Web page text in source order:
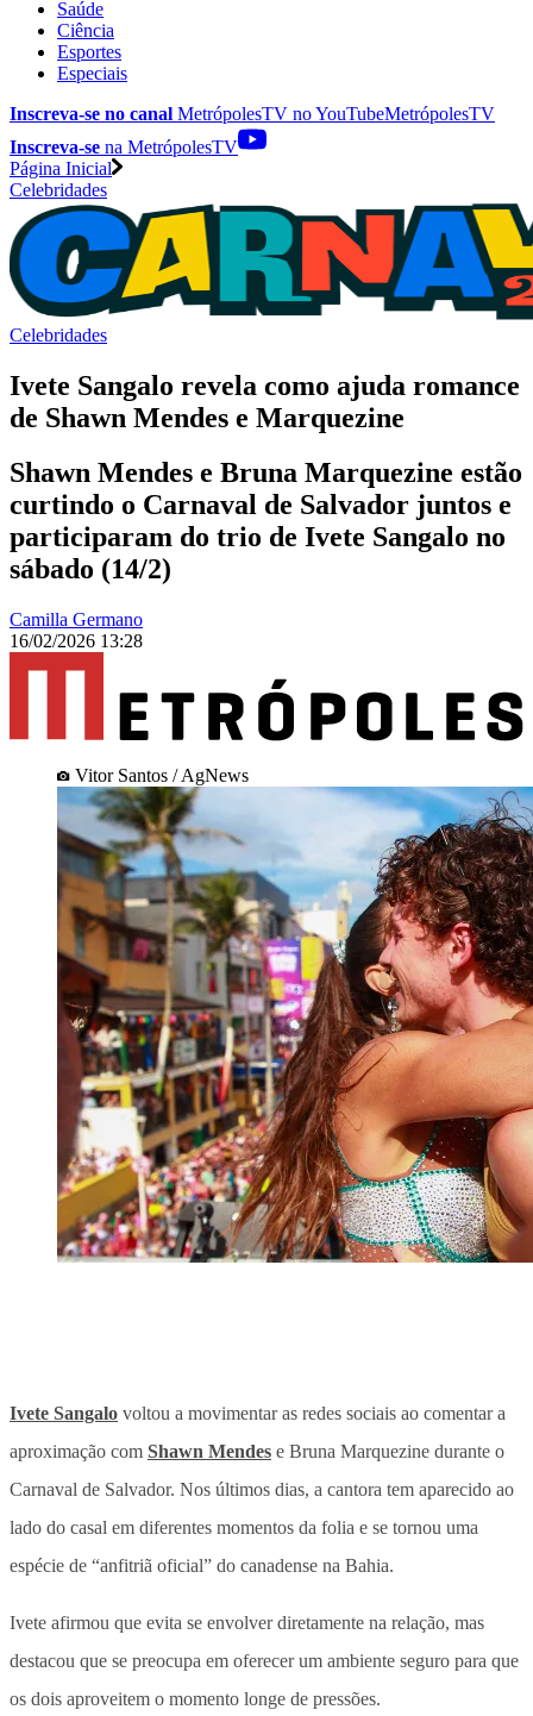
Saúde
Ciência
Esportes
Especiais
Inscreva-se no canal MetrópolesTV noYouTubeMetrópolesTV
Inscreva-se na MetrópolesTV
Página Inicial
Celebridades
Celebridades
Ivete Sangalo revela como ajuda romance
de Shawn Mendes e Marquezine
Shawn Mendes e Bruna Marquezine estão
curtindo o Carnaval de Salvador juntos e
participaram do trio de Ivete Sangalo no
sábado (14/2)
Camilla Germano
16/02/2026 13:28
Vitor Santos / AgNews
Ivete Sangalo voltou a movimentar as redes sociais ao comentar a
aproximação com Shawn Mendes e Bruna Marquezine durante o
Carnaval de Salvador. Nos últimos dias, a cantora tem aparecido ao
lado do casal em diferentes momentos da folia e se tornou uma
espécie de “anfitriã oficial” do canadense na Bahia.
Ivete afirmou que evita se envolver diretamente na relação, mas
destacou que se preocupa em oferecer um ambiente seguro para que
os dois aproveitem o momento longe de pressões.